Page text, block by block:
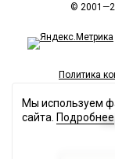
©
Политика
Мы используем
сайта. Подробнее